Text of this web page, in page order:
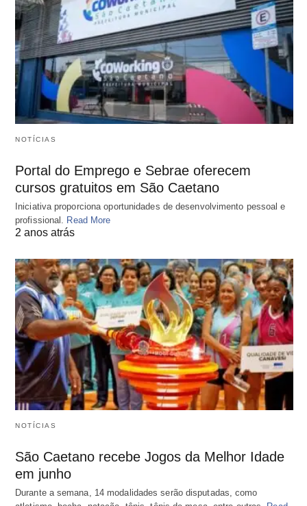
NOTÍCIAS
Portal do Emprego e Sebrae oferecem
cursos gratuitos em São Caetano
Iniciativa proporciona oportunidades de desenvolvimento pessoal e
profissional. Read More
2 anos atrás
NOTÍCIAS
São Caetano recebe Jogos da Melhor Idade
em junho
Durante a semana, 14 modalidades serão disputadas, como